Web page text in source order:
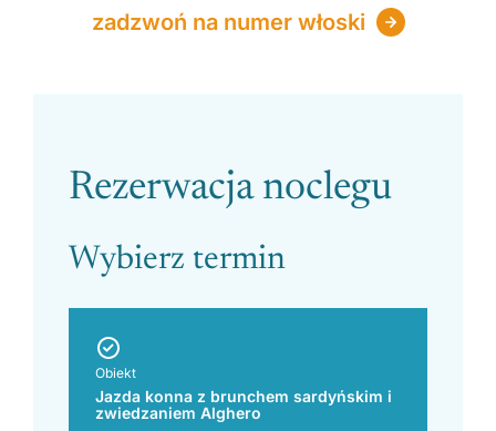
zadzwoń na numer włoski
Please leave this field empty.
Rezerwacja noclegu
Wybierz termin
Obiekt
Jazda konna z brunchem sardyńskim i
zwiedzaniem Alghero